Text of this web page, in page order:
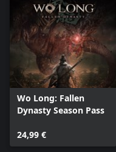
Wo Long: Fallen
Dynasty Season Pass
24,99 €